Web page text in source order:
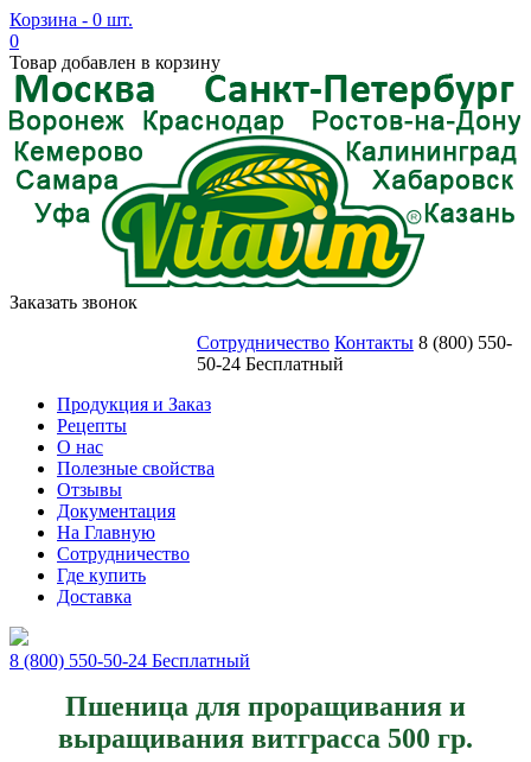
Корзина - 0 шт.
0
Товар добавлен в корзину
Заказать звонок
Сотрудничество Контакты 8 (800) 550-
50-24 Бесплатный
Продукция и Заказ
Рецепты
О нас
Полезные свойства
Отзывы
Документация
На Главную
Сотрудничество
Где купить
Доставка
8 (800) 550-50-24 Бесплатный
Пшеница для проращивания и
выращивания витграсса 500 гр.